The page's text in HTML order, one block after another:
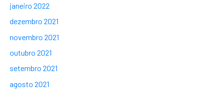
janeiro 2022
dezembro 2021
novembro 2021
outubro 2021
setembro 2021
agosto 2021